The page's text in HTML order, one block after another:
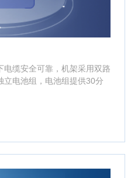
缆安全可靠，机架采用双路
立电池组，电池组提供30分